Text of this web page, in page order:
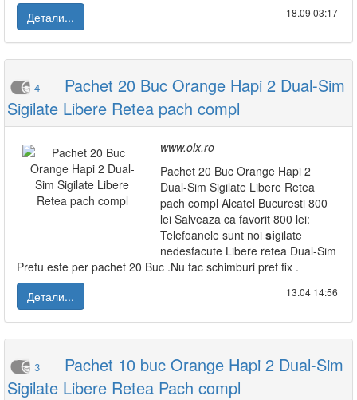
Детали...
18.09|03:17
4
Pachet 20 Buc Orange Hapi 2 Dual-Sim
Sigilate Libere Retea pach compl
www.olx.ro
Pachet 20 Buc Orange Hapi 2
Dual-Sim Sigilate Libere Retea
pach compl Alcatel Bucuresti 800
lei Salveaza ca favorit 800 lei:
Telefoanele sunt noi sigilate
nedesfacute Libere retea Dual-Sim
Pretu este per pachet 20 Buc .Nu fac schimburi pret fix .
Детали...
13.04|14:56
3
Pachet 10 buc Orange Hapi 2 Dual-Sim
Sigilate Libere Retea Pach compl